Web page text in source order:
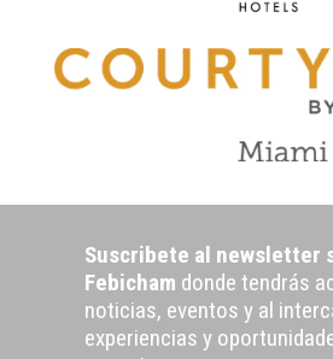
Suscribete al newsletter
Febicham donde tendrás
noticias, eventos y al
experiencias y